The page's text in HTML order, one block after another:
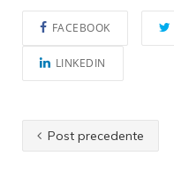
FACEBOOK
LINKEDIN
Post precedente